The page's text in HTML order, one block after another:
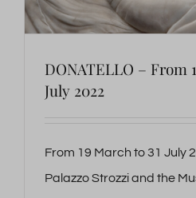
DONATELLO – From
July 2022
From 19 March to 31 July
Palazzo Strozzi and the